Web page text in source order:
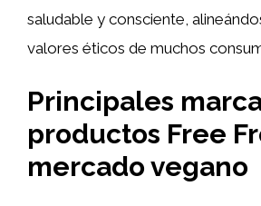
saludable y consciente,
valores éticos de muchos
Principales
productos Free
mercado vegano